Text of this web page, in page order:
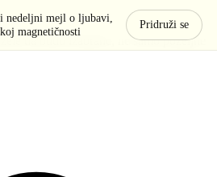
mejl o ljubavi,
magnetičnosti
Pridruži se
da budu izabrane, ne samo poželjne